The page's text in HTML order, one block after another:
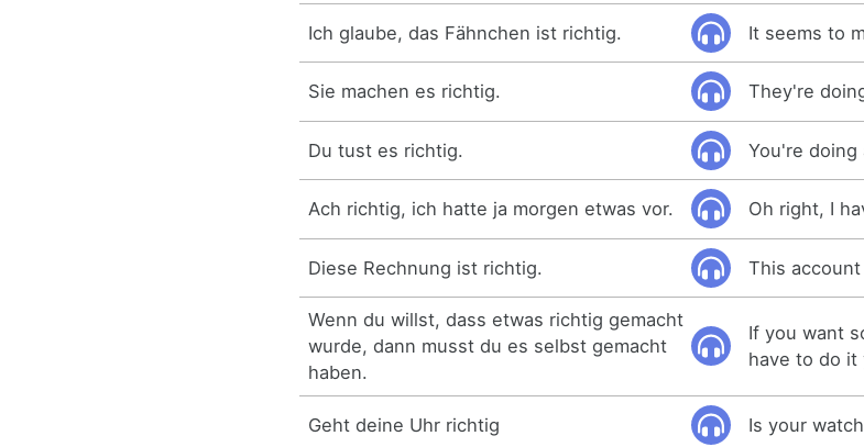
Ich glaube, das Fähnchen ist richtig. It seems to
Sie machen es richtig. They're
Du tust es richtig. You're doing
Ach richtig, ich hatte ja morgen etwas vor. Oh right, I
Diese Rechnung ist richtig. This
Wenn du willst, dass etwas richtig gemacht
wurde, dann musst du es selbst gemacht
haben.
If you want
have to do it
Geht deine Uhr richtig Is your